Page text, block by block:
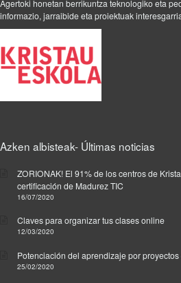
Agertoki honetan berrikuntza teknologiko eta
informazio, jarraibide eta proiektuak
Azken albisteak- Últimas noticias
ZORIONAK! El 91% de los centros de
certificación de Madurez TIC
16/07/2020
Claves para organizar tus clases online
12/03/2020
Potenciación del aprendizaje por
25/02/2020